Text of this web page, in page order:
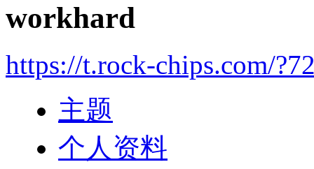
workhard
https://t.rock-chips.com/
主题
个人资料